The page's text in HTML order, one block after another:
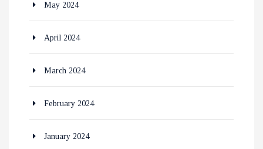
May 2024
April 2024
March 2024
February 2024
January 2024